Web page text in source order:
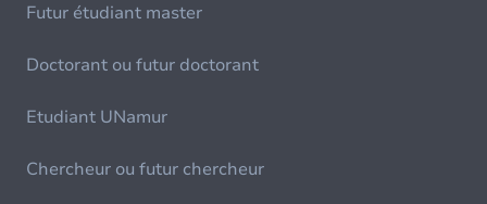
Futur étudiant master
Doctorant ou futur doctorant
Etudiant UNamur
Chercheur ou futur chercheur